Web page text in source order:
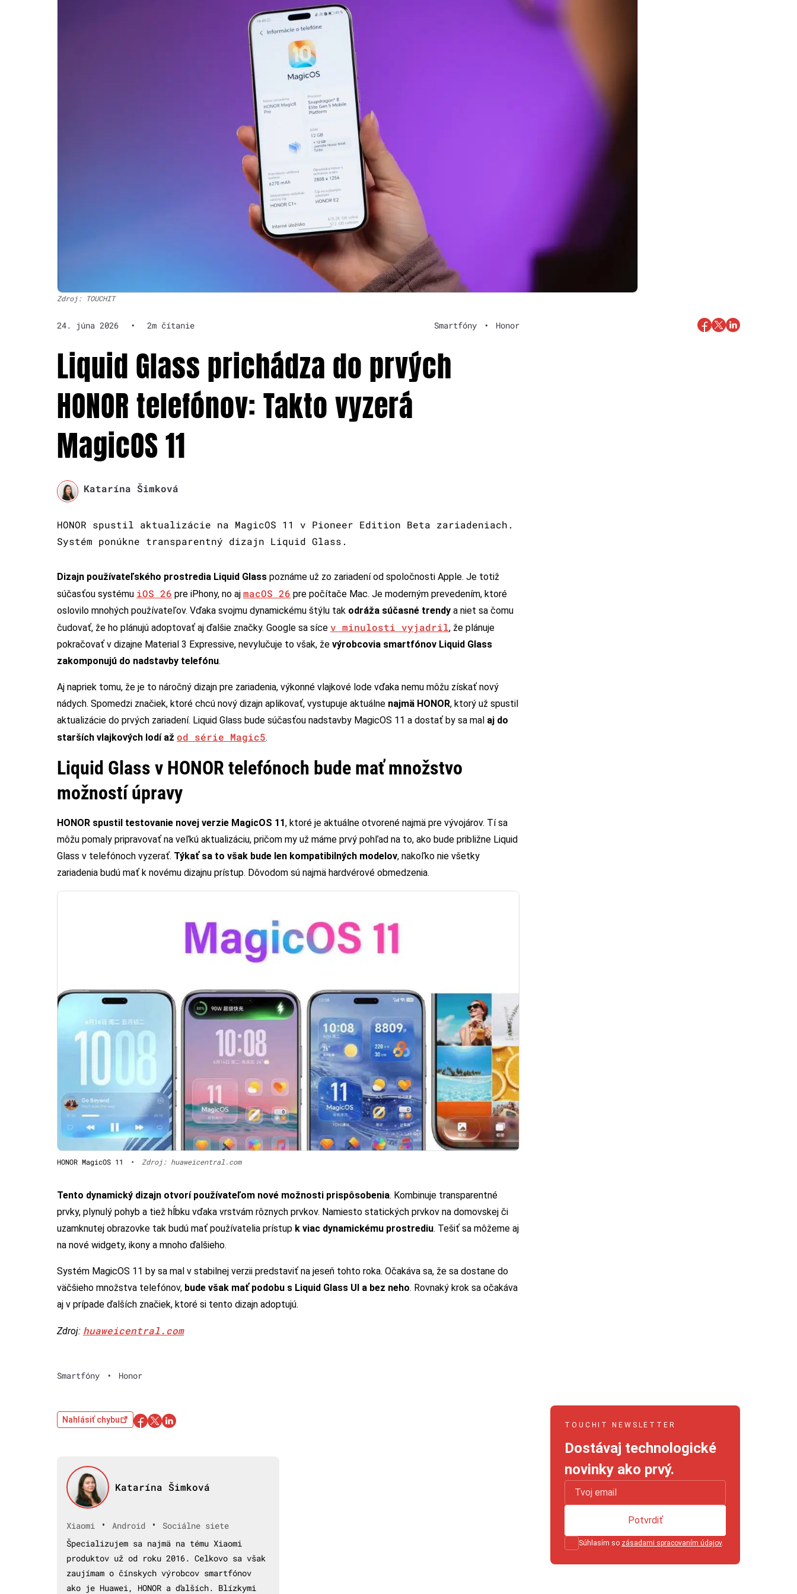
Zdroj: TOUCHIT
24. júna 2026 • 2m čítanie Smartfóny • Honor
Liquid Glass prichádza do prvých
HONOR telefónov: Takto vyzerá
MagicOS 11
Katarína Šimková
HONOR spustil aktualizácie na MagicOS 11 v Pioneer Edition Beta zariadeniach.
Systém ponúkne transparentný dizajn Liquid Glass.
Dizajn používateľského prostredia Liquid Glass poznáme už zo zariadení od spoločnosti Apple. Je totiž
súčasťou systému iOS 26 pre iPhony, no aj macOS 26 pre počítače Mac. Je moderným prevedením, ktoré
oslovilo mnohých používateľov. Vďaka svojmu dynamickému štýlu tak odráža súčasné trendy a niet sa čomu
čudovať, že ho plánujú adoptovať aj ďalšie značky. Google sa síce v minulosti vyjadril, že plánuje
pokračovať v dizajne Material 3 Expressive, nevylučuje to však, že výrobcovia smartfónov Liquid Glass
zakomponujú do nadstavby telefónu.
Aj napriek tomu, že je to náročný dizajn pre zariadenia, výkonné vlajkové lode vďaka nemu môžu získať nový
nádych. Spomedzi značiek, ktoré chcú nový dizajn aplikovať, vystupuje aktuálne najmä HONOR, ktorý už spustil
aktualizácie do prvých zariadení. Liquid Glass bude súčasťou nadstavby MagicOS 11 a dostať by sa mal aj do
starších vlajkových lodí až od série Magic5.
Liquid Glass v HONOR telefónoch bude mať množstvo
možností úpravy
HONOR spustil testovanie novej verzie MagicOS 11, ktoré je aktuálne otvorené najmä pre vývojárov. Tí sa
môžu pomaly pripravovať na veľkú aktualizáciu, pričom my už máme prvý pohľad na to, ako bude približne Liquid
Glass v telefónoch vyzerať. Týkať sa to však bude len kompatibilných modelov, nakoľko nie všetky
zariadenia budú mať k novému dizajnu prístup. Dôvodom sú najmä hardvérové obmedzenia.
HONOR MagicOS 11 • Zdroj: huaweicentral.com
Tento dynamický dizajn otvorí používateľom nové možnosti prispôsobenia. Kombinuje transparentné
prvky, plynulý pohyb a tiež hĺbku vďaka vrstvám rôznych prvkov. Namiesto statických prvkov na domovskej či
uzamknutej obrazovke tak budú mať používatelia prístup k viac dynamickému prostrediu. Tešiť sa môžeme aj
na nové widgety, ikony a mnoho ďalšieho.
Systém MagicOS 11 by sa mal v stabilnej verzii predstaviť na jeseň tohto roka. Očakáva sa, že sa dostane do
väčšieho množstva telefónov, bude však mať podobu s Liquid Glass UI a bez neho. Rovnaký krok sa očakáva
aj v prípade ďalších značiek, ktoré si tento dizajn adoptujú.
Zdroj: huaweicentral.com
Smartfóny • Honor
Nahlásiť chybu
Katarína Šimková
Xiaomi • Android •
Sociálne siete
Špecializujem sa najmä na tému Xiaomi
produktov už od roku 2016. Celkovo sa však
zaujímam o čínskych výrobcov smartfónov
ako je Huawei, HONOR a ďalších. Blízkymi
TOUCHIT NEWSLETTER
Dostávaj technologické
novinky ako prvý.
Súhlasím so zásadami spracovaním údajov.
Potvrdiť